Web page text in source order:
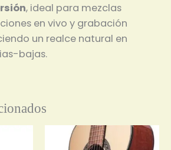
, ideal para mezclas
en vivo y grabación
un realce natural en
bajas.